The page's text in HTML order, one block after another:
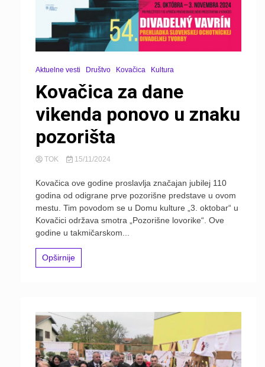
Aktuelne vesti Društvo Kovačica Kultura
Kovačica za dane
vikenda ponovo u znaku
pozorišta
TOK 15/11/2024
Kovačica ove godine proslavlja značajan jubilej 110
godina od odigrane prve pozorišne predstave u ovom
mestu. Tim povodom se u Domu kulture „3. oktobar“ u
Kovačici održava smotra „Pozorišne lovorike“. Ove
godine u takmičarskom...
Opširnije